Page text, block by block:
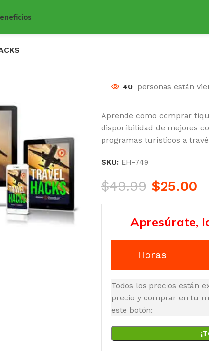
40 personas están
Aprende como comprar
disponibilidad de mejores
programas turísticos a
SKU: EH-749
$49.99 $25.00
Apresúrate,
Horas
Todos los precios están
precio y comprar en tu
este botón: